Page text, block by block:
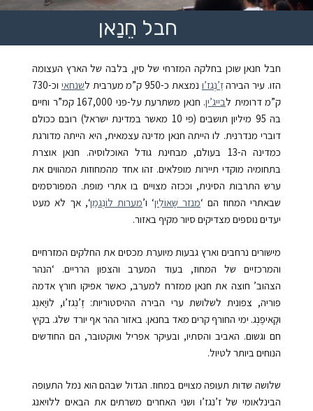
חבל חֵנַאן
חבל חנאן שוכן בחלקה המזרחי של סין, בלבה של הארץ העצומה
הזו. עיר הבירהזֶ’נְגז’וּ נמצאת כ-950 ק”מ מערבית ל שנחאי
וכ-730
ק”מ דרומית לבייג’ין
. חנאן משתרעת על-פני 167,000 קמ”ר וחיים
בה 95 מיליון תושבים (פי 10 מאשר במדינת ישראל) רובם ככולם
דוברי מנדרנית. לו הייתה חנאן מדינה עצמאית, היא הייתה מדורגת
כמדינה ה-13 בעולם, מבחינת גודל האוכלוסיה.
חנאן אוצרת
בתחומיה מוקדי תיירות מופלאים. זהו אחד מהמחוזות המהווים את
ערש התרבות הסינית, וככזה מצויים בו אתרי מופת. המפורסמים
שבאתרי המחוז הם ‘מנזר שָׁאוֹלִין‘ ו’מערות לוֹנְגמֶן‘, אך לא מעט
יעדים נוספים מצדיקים סיור מקיף באזור.
מישורים נרחבים וארץ גבעות מיוערת מכסים את החלקים המזרחיים
והמרכזיים של המחוז, בעוד המערב והצפון הרריים. ‘הנהר
הצהוב’ חוצה את חנאן ממזרח למערב, כאשר אפיקו חורץ אדמה
פוריה, צפונית לשלושת ערי הבירה ההיסטוריות: זֶ’נְגז’וּ, לוֹיַאנְג
וקַאיפֶנְג. ימי החורף קרים מאד בחנאן. באזור ההר אף יורד שלג. בקיץ
חם וגשום. האביב והסתיו, ובעיקר אפריל ואוקטובר, הם החודשים
הנוחים ביותר לטיול.
שלושה שדות תעופה מצויים במחוז. הגדול שבהם הוא נמל התעופה
הבינלאומי של ז’נגז’ו ושני האחרים משרתים את הבאים ללויאנג